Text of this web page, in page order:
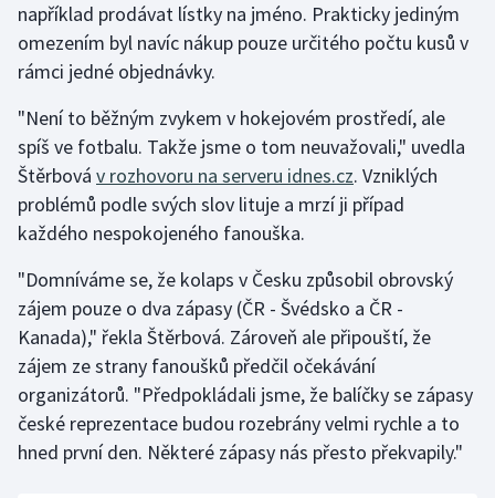
Jezdectví
Judo
Krasobruslení
Lezení
Lyže a snowboard
Moderní pětiboj
Motorsport
Olympijské hry
Parasport
například prodávat lístky na jméno. Prakticky jediným
omezením byl navíc nákup pouze určitého počtu kusů v
rámci jedné objednávky.
"Není to běžným zvykem v hokejovém prostředí, ale
spíš ve fotbalu. Takže jsme o tom neuvažovali," uvedla
Štěrbová v rozhovoru na serveru idnes.cz. Vzniklých
problémů podle svých slov lituje a mrzí ji případ
každého nespokojeného fanouška.
"Domníváme se, že kolaps v Česku způsobil obrovský
zájem pouze o dva zápasy (ČR - Švédsko a ČR -
Kanada)," řekla Štěrbová. Zároveň ale připouští, že
zájem ze strany fanoušků předčil očekávání
organizátorů. "Předpokládali jsme, že balíčky se zápasy
české reprezentace budou rozebrány velmi rychle a to
hned první den. Některé zápasy nás přesto překvapily."